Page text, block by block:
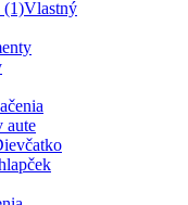
Vlastný
aute